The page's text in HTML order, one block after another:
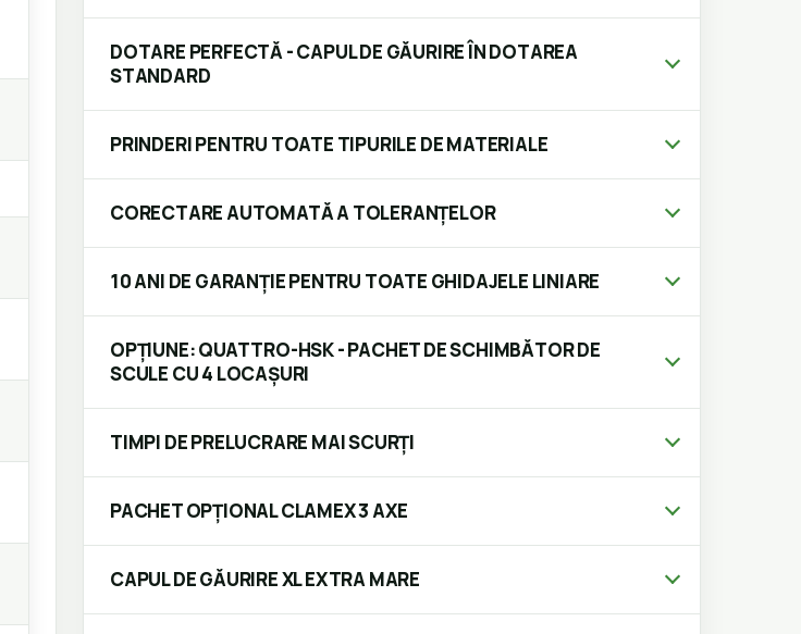
DOTARE PERFECTĂ - CAPUL DE GĂURIRE ÎN DOTAREA
STANDARD
PRINDERI PENTRU TOATE TIPURILE DE MATERIALE
CORECTARE AUTOMATĂ A TOLERANȚELOR
10 ANI DE GARANȚIE PENTRU TOATE GHIDAJELE LINIARE
OPȚIUNE: QUATTRO-HSK - PACHET DE SCHIMBĂTOR DE
SCULE CU 4 LOCAȘURI
TIMPI DE PRELUCRARE MAI SCURȚI
PACHET OPȚIONAL CLAMEX 3 AXE
CAPUL DE GĂURIRE XL EXTRA MARE